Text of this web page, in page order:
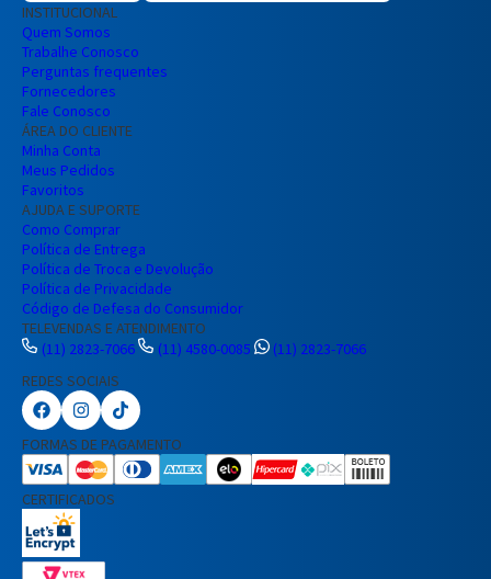
INSTITUCIONAL
Quem Somos
Trabalhe Conosco
Perguntas frequentes
Fornecedores
Fale Conosco
ÁREA DO CLIENTE
Minha Conta
Meus Pedidos
Favoritos
AJUDA E SUPORTE
Como Comprar
Política de Entrega
Política de Troca e Devolução
Política de Privacidade
Código de Defesa do Consumidor
TELEVENDAS E ATENDIMENTO
(11) 2823-7066
(11) 4580-0085
(11) 2823-7066
REDES SOCIAIS
FORMAS DE PAGAMENTO
CERTIFICADOS
Nome Completo